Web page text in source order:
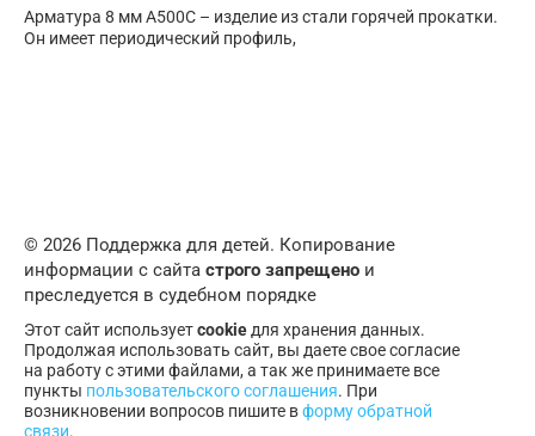
Арматура 8 мм А500С – изделие из стали горячей прокатки.
Он имеет периодический профиль,
© 2026 Поддержка для детей. Копирование
информации с сайта строго запрещено и
преследуется в судебном порядке
Этот сайт используетcookieдля хранения данных.
Продолжая использовать сайт, вы даете свое согласие
на работу с этими файлами, а так же принимаете все
пункты пользовательского соглашения. При
возникновении вопросов пишите вформу обратной
связи.